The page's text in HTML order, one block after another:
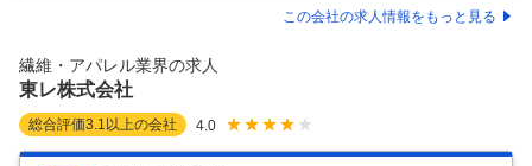
クおよび水性カーボンブラック製造プラントの運転≫ ・制御室の制御シ
作や定期巡回作業 ＜魅力＞ ・職場環境 一緒に働く上司や先輩、現場の
作業員の方なども含め、気軽に相談でき、誰もが親切に丁寧にアドバイ
スして…
この会社の求人情報をもっと見る
繊維・アパレル業界の求人
東レ株式会社
総合評価3.1 以上の会社 4.0